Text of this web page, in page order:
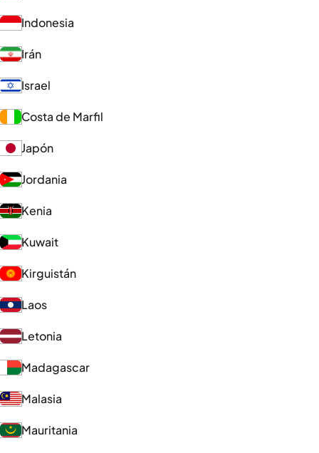
Indonesia
Irán
Israel
Costa de Marfil
Japón
Jordania
Kenia
Kuwait
Kirguistán
Laos
Letonia
Madagascar
Malasia
Mauritania